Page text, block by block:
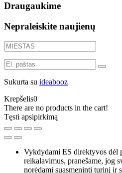
Draugaukime
Nepraleiskite naujienų
Sukurta su ideabooz
Krepšelis0
There are no products in the cart!
Tęsti apsipirkimą
Vykdydami ES direktyvos dėl
reikalavimus, pranešame, jog
norėdami suasmeninti turinį ir